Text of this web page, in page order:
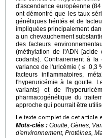
d'ascendance européenne
ont démontré que les taux
génétiques hérités et de
impliquées principalement
a un chevauchement
des facteurs
(méthylation de l'ADN [acide
codants). Contrairement à
variance de l'uricémie ( ≤ 0,3
facteurs inflammatoires,
l'hyperuricémie à la goutte.
variants) et de
pharmacogénétique du
approche qui pourrait être
Le texte complet de cet article
Mots-clés : Goutte, Gènes,
d'environnement, Protéines,